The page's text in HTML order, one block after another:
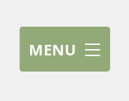
MENU